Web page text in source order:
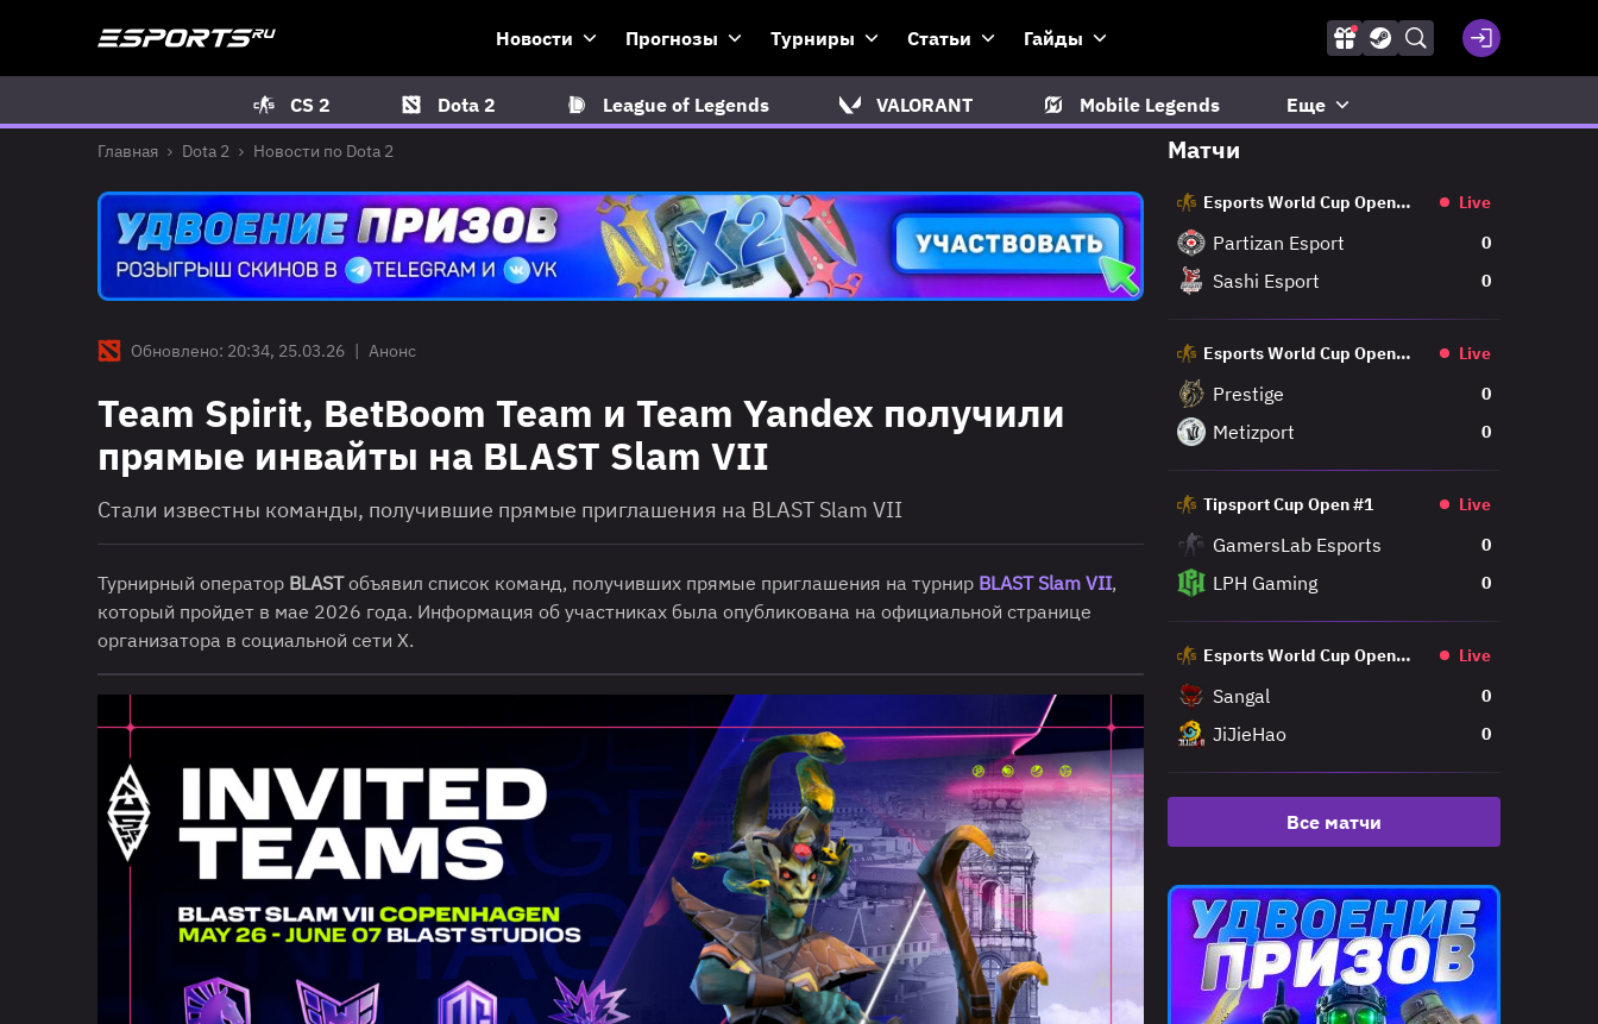
Новости Прогнозы Турниры Статьи Гайды
CS 2 Dota 2 League of Legends VALORANT Mobile Legends Еще
Главная Dota 2 Новости по Dota 2
Обновлено: 20:34, 25.03.26 | Анонс
Team Spirit, BetBoom Team и Team Yandex получили
прямые инвайты на BLAST Slam VII
Стали известны команды, получившие прямые приглашения на BLAST Slam VII
Турнирный оператор BLASTобъявил список команд, получивших прямые приглашения на турнир BLAST Slam VII,
который пройдет в мае 2026 года. Информация об участниках была опубликована на официальной странице
организатора в социальной сети X.
Матчи
Esports World Cup Open
Live
Partizan Esport 0
Sashi Esport 0
Esports World Cup Open
Live
Prestige 0
Metizport 0
Tipsport Cup Open #1 Live
GamersLab Esports 0
LPH Gaming 0
Esports World Cup Open
Live
Sangal 0
JiJieHao 0
Все матчи